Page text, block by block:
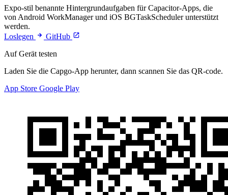
Expo-stil benannte Hintergrundaufgaben für Capacitor-Apps, die
von Android WorkManager und iOS BGTaskScheduler unterstützt
werden.
Loslegen
GitHub
Auf Gerät testen
Laden Sie die Capgo-App herunter, dann scannen Sie das QR-code.
App Store Google Play